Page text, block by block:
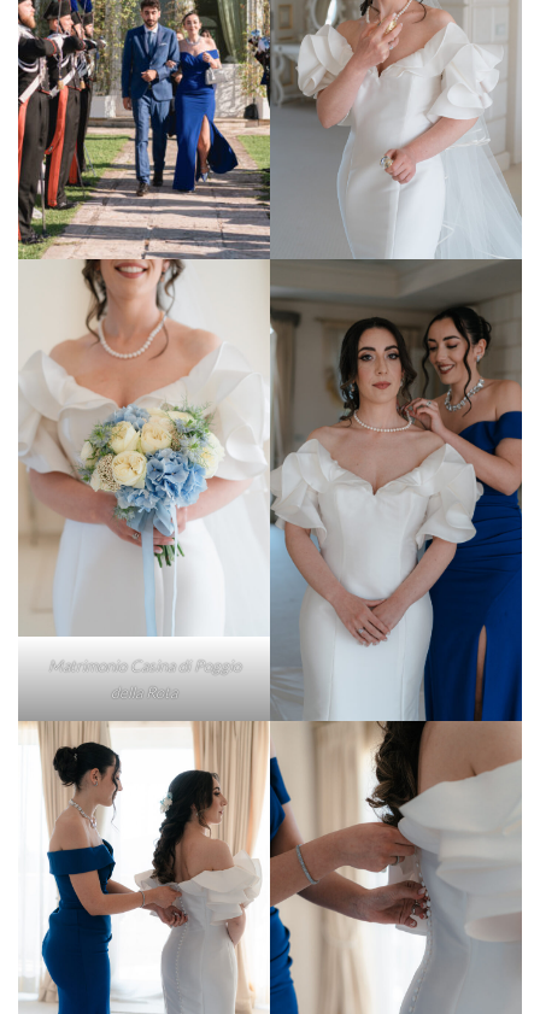
Matrimonio Casina di Poggio
della Rota